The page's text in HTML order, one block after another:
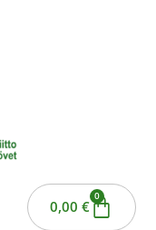
0,00 €
0